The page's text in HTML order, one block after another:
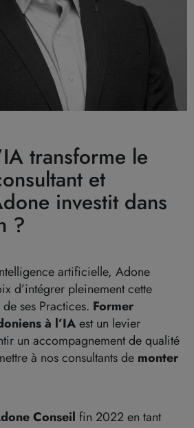
transforme le
et
investit dans
?
artificielle, Adone
d’intégrer pleinement cette
ses Practices. Former
à l’IAest un levier
un accompagnement de qualité
à nos consultants de monter
Conseil fin 2022 en tant